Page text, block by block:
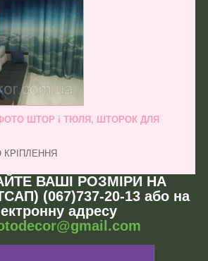
ШТОР і ТЮЛЯ, ШТОРОК ДЛЯ
КРІПЛЕННЯ
ВАШІ РОЗМІРИ НА
(067)737-20-13 або на
адресу